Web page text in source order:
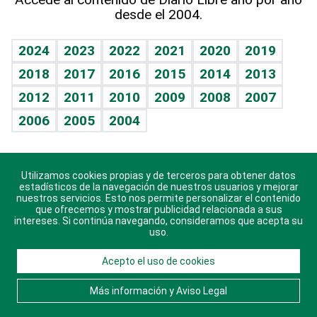
Vida y familia
Eñe
Celebrando la vida
Sin complejos
En pocas palabras
Escuchando al corazón
Economía Personal
TBT Deportivo
Guía del dinero
Horóscopos
Crucigramas
desde el 2004.
2024 2023 2022 2021 2020
2019
2018
2017 2016 2015 2014
2013
2012
2011 2010 2009 2008
2007
2006
2005 2004
Descarga nuestras aplicaciones para Android, iOS y
sistema Huawei.
© 2021 Diario Libre, todos los derechos reservados.
Consulta elAviso Legal. Ponte en Contacto
nosotros y conoce más sobre Diario Libre
Utilizamos cookies propias y de terceros para obtener datos
estadísticos de la navegación de nuestros usuarios y mejorar
nuestros servicios. Esto nos permite personalizar el contenido
que ofrecemos y mostrar publicidad relacionada a sus
intereses. Si continúa navegando, consideramos que acepta su
uso.
Acepto el uso de cookies
Más información y Aviso Legal